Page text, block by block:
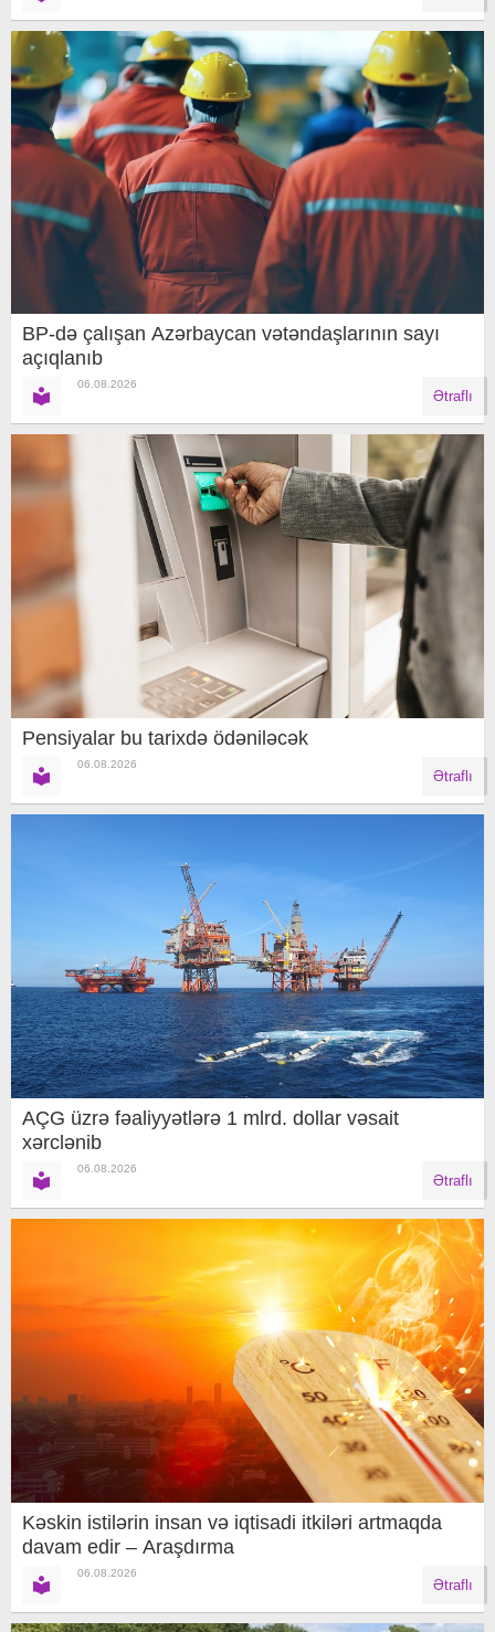
BP-də çalışan Azərbaycan vətəndaşlarının sayı
açıqlanıb
06.08.2026
Ətraflı
Pensiyalar bu tarixdə ödəniləcək
06.08.2026
Ətraflı
AÇG üzrə fəaliyyətlərə 1 mlrd. dollar vəsait
xərclənib
06.08.2026
Ətraflı
Kəskin istilərin insan və iqtisadi itkiləri artmaqda
davam edir – Araşdırma
06.08.2026
Ətraflı